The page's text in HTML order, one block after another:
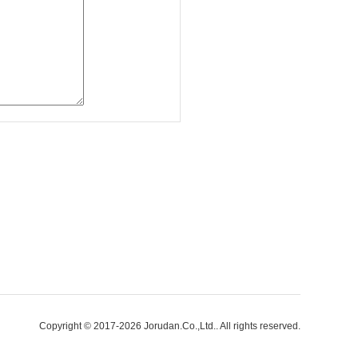
Copyright © 2017-2026 Jorudan.Co.,Ltd.. All rights reserved.